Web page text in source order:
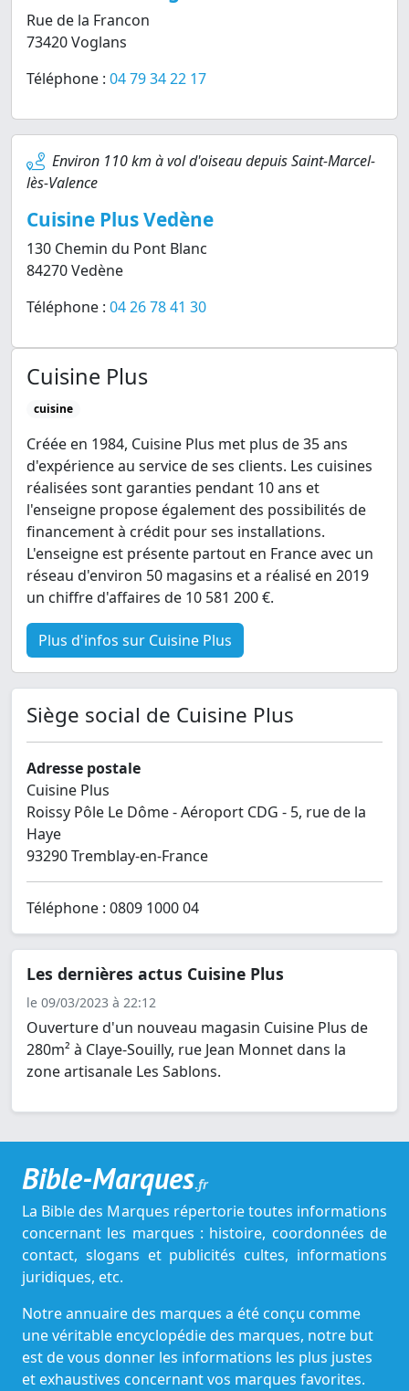
Rue de la Francon
73420 Voglans
Téléphone : 04 79 34 22 17
Environ 110 km à vol d'oiseau depuis Saint-Marcel-
lès-Valence
Cuisine Plus Vedène
130 Chemin du Pont Blanc
84270 Vedène
Téléphone : 04 26 78 41 30
Cuisine Plus
cuisine
Créée en 1984, Cuisine Plus met plus de 35 ans
d'expérience au service de ses clients. Les cuisines
réalisées sont garanties pendant 10 ans et
l'enseigne propose également des possibilités de
financement à crédit pour ses installations.
L'enseigne est présente partout en France avec un
réseau d'environ 50 magasins et a réalisé en 2019
un chiffre d'affaires de 10 581 200 €.
Plus d'infos sur Cuisine Plus
Siège social de Cuisine Plus
Adresse postale
Cuisine Plus
Roissy Pôle Le Dôme - Aéroport CDG - 5, rue de la
Haye
93290 Tremblay-en-France
Téléphone : 0809 1000 04
Les dernières actus Cuisine Plus
le 09/03/2023 à 22:12
Ouverture d'un nouveau magasin Cuisine Plus de
280m² à Claye-Souilly, rue Jean Monnet dans la
zone artisanale Les Sablons.
Bible-Marques.fr
La Bible des Marques répertorie toutes informations
concernant les marques : histoire, coordonnées de
contact, slogans et publicités cultes, informations
juridiques, etc.
Notre annuaire des marques a été conçu comme
une véritable encyclopédie des marques, notre but
est de vous donner les informations les plus justes
et exhaustives concernant vos marques favorites.